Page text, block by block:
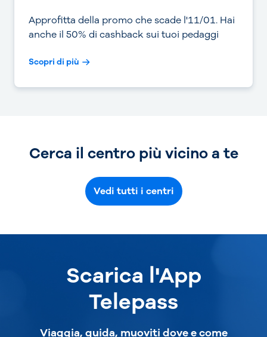
Approfitta della promo che scade l'11/01. Hai
anche il 50% di cashback sui tuoi pedaggi
Scopri di più
Cerca il centro più vicino a te
Vedi tutti i centri
Scarica l'App
Telepass
Viaggia, guida, muoviti dove e come